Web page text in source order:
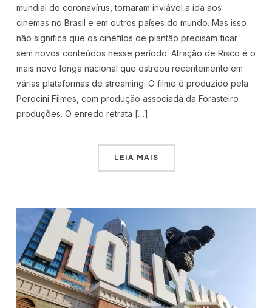
mundial do coronavírus, tornaram inviável a ida aos
cinemas no Brasil e em outros países do mundo. Mas isso
não significa que os cinéfilos de plantão precisam ficar
sem novos conteúdos nesse período. Atração de Risco é o
mais novo longa nacional que estreou recentemente em
várias plataformas de streaming. O filme é produzido pela
Perocini Filmes, com produção associada da Forasteiro
produções. O enredo retrata […]
LEIA MAIS